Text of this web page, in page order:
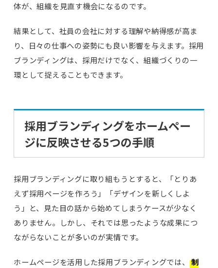
体が、組織を見直す機会になるのです。
結果として、社員の会社に対する理解や納得感が高ま
り、日々の仕事への姿勢にも良い影響を与えます。採用
ブランディングは、採用だけでなく、組織づくりの一
環として捉えることもできます。
採用ブランディングをホームペー
ジに反映させる5つの手順
採用ブランディングに取り組もうとすると、「とりあ
えず採用ページを作ろう」「デザインを新しくしよ
う」と、見た目の話から始めてしまうケースが少なく
ありません。しかし、それでは思ったような成果につ
ながらないことが多いのが実情です。
ホームページを活用した採用ブランディングでは、
制